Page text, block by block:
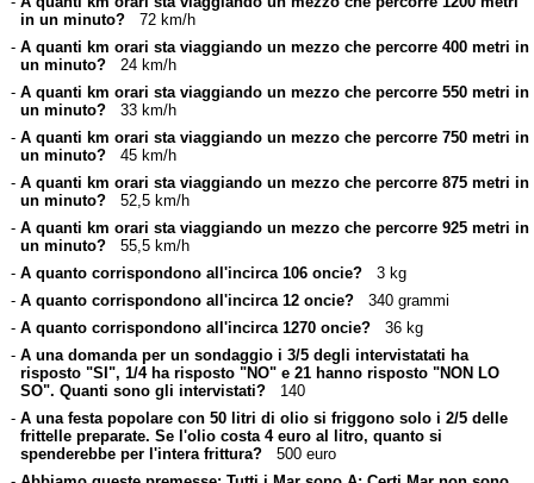
in un minuto?72 km/h
- A quanti km orari sta viaggiando un mezzo che percorre 400 metri in
un minuto?24 km/h
- A quanti km orari sta viaggiando un mezzo che percorre 550 metri in
un minuto?33 km/h
- A quanti km orari sta viaggiando un mezzo che percorre 750 metri in
un minuto?45 km/h
- A quanti km orari sta viaggiando un mezzo che percorre 875 metri in
un minuto?52,5 km/h
- A quanti km orari sta viaggiando un mezzo che percorre 925 metri in
un minuto?55,5 km/h
- A quanto corrispondono all'incirca 106 oncie?3 kg
- A quanto corrispondono all'incirca 12 oncie?340 grammi
- A quanto corrispondono all'incirca 1270 oncie?36 kg
- A una domanda per un sondaggio i 3/5 degli intervistatati ha
risposto "SI", 1/4 ha risposto "NO" e 21 hanno risposto "NON LO
SO". Quanti sono gli intervistati?140
- A una festa popolare con 50 litri di olio si friggono solo i 2/5 delle
frittelle preparate. Se l'olio costa 4 euro al litro, quanto si
spenderebbe per l'intera frittura?500 euro